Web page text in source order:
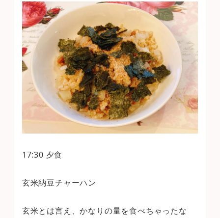
17:30 夕食
玄米納豆チャーハン
玄米とは言え、かなりの量を食べちゃったな